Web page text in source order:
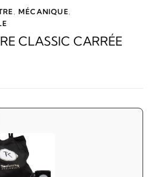
,MÉCANIQUE,
CLASSIC CARRÉE